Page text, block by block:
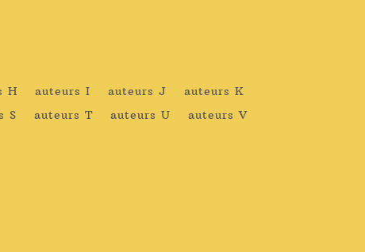
H auteurs I auteurs J
auteurs K
S auteurs T auteurs U
auteurs V